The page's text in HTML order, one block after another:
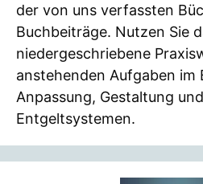
der von uns verfassten
Buchbeiträge. Nutzen Sie
niedergeschriebene
anstehenden Aufgaben im
Anpassung, Gestaltung
Entgeltsystemen.